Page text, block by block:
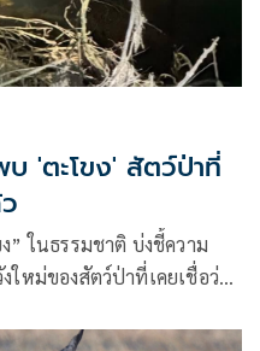
'ตะโขง' สัตว์ป่าที่
ในธรรมชาติ บ่งชี้ความ
หม่ของสัตว์ป่าที่เคยเชื่อว่า